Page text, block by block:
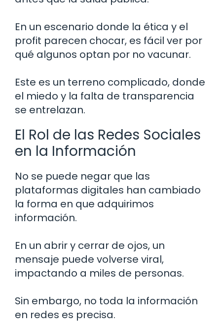
En un escenario donde la ética y el
profit parecen chocar, es fácil ver por
qué algunos optan por no vacunar.
Este es un terreno complicado, donde
el miedo y la falta de transparencia
se entrelazan.
El Rol de las Redes Sociales
en la Información
No se puede negar que las
plataformas digitales han cambiado
la forma en que adquirimos
información.
En un abrir y cerrar de ojos, un
mensaje puede volverse viral,
impactando a miles de personas.
Sin embargo, no toda la información
en redes es precisa.